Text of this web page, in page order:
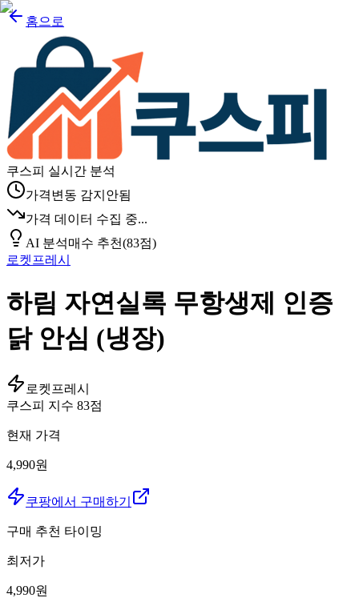
홈으로
쿠스피 실시간 분석
가격변동 감지안됨
가격 데이터 수집 중...
AI 분석매수 추천(83점)
로켓프레시
하림 자연실록 무항생제 인증
닭 안심 (냉장)
로켓프레시
쿠스피 지수 83점
현재 가격
4,990원
쿠팡에서 구매하기
구매 추천 타이밍
최저가
4,990원